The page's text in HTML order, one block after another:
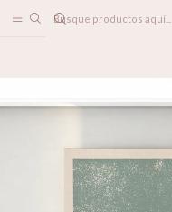
DECORACION MUROS CANVAS